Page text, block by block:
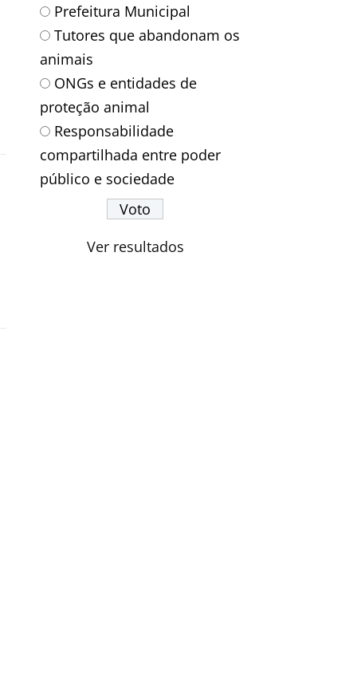
Prefeitura Municipal
Tutores que abandonam os
animais
ONGs e entidades de
proteção animal
Responsabilidade
compartilhada entre poder
público e sociedade
Ver resultados